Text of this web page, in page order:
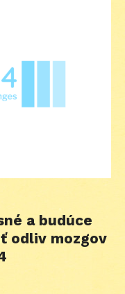
a budúce
odliv mozgov